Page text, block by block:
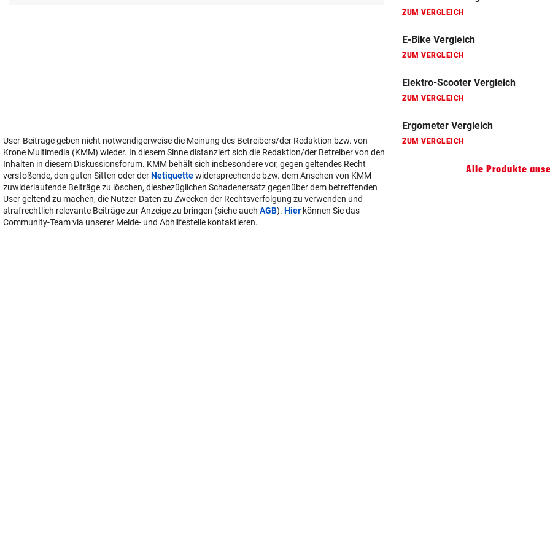
User-Beiträge geben nicht notwendigerweise die Meinung des Betreibers/der Redaktion bzw. von
Krone Multimedia (KMM) wieder. In diesem Sinne distanziert sich die Redaktion/der Betreiber von den
Inhalten in diesem Diskussionsforum. KMM behält sich insbesondere vor, gegen geltendes Recht
verstoßende, den guten Sitten oder derNetiquettewidersprechende bzw. dem Ansehen von KMM
zuwiderlaufende Beiträge zu löschen, diesbezüglichen Schadenersatz gegenüber dem betreffenden
User geltend zu machen, die Nutzer-Daten zu Zwecken der Rechtsverfolgung zu verwenden und
strafrechtlich relevante Beiträge zur Anzeige zu bringen (siehe auch AGB). Hier können Sie das
Community-Team via unserer Melde- und Abhilfestelle kontaktieren.
ZUM VERGLEICH
Faszienrolle Vergleich
ZUM VERGLEICH
Hoverboard Vergleich
ZUM VERGLEICH
Kinderfahrrad Vergleich
ZUM VERGLEICH
Alle Produkte